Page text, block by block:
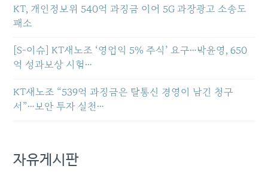
KT, 개인정보위 540억 과징금 이어 5G 과장광고 소송도
패소
[S-이슈] KT새노조 ‘영업익 5% 주식’ 요구…박윤영, 650
억 성과보상 시험…
KT새노조 “539억 과징금은 탈통신 경영이 남긴 청구
서”…보안 투자 실천…
자유게시판